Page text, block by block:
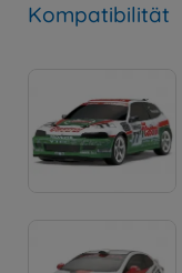
Kompatibilität